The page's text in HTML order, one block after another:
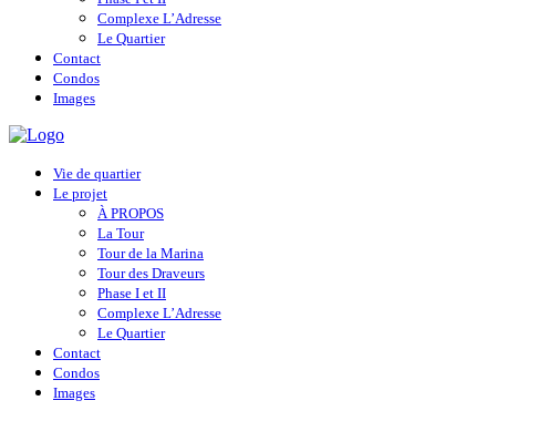
Complexe L’Adresse
Le Quartier
Contact
Condos
Images
Vie de quartier
Le projet
À PROPOS
La Tour
Tour de la Marina
Tour des Draveurs
Phase I et II
Complexe L’Adresse
Le Quartier
Contact
Condos
Images